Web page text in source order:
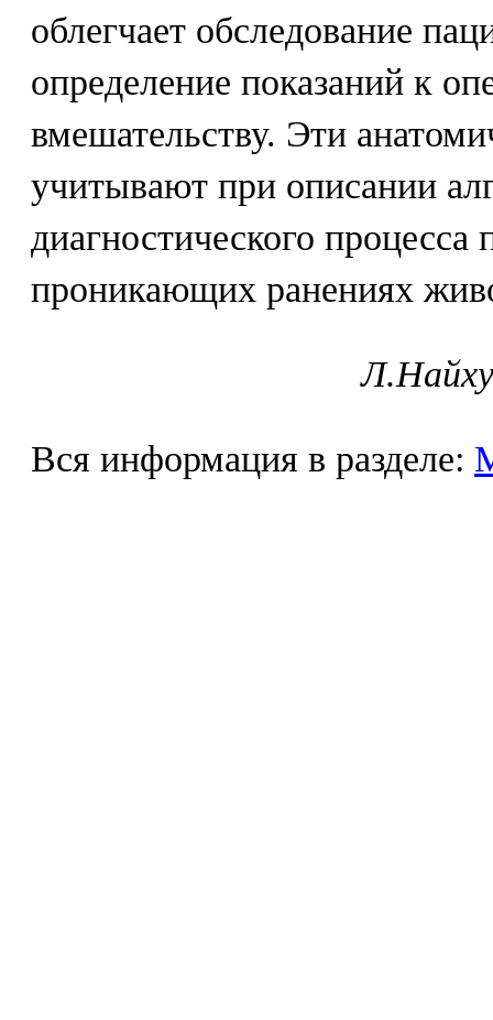
облегчает обследование
определение показаний к
вмешательству. Эти
учитывают при описании
диагностического
проникающих ранениях
Вся информация в разделе: